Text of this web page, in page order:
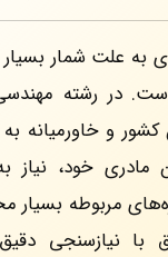
به علت شمار
در رشته
کشور و خاورمیانه
مادری خود، نیاز
مربوطه
با نیازسنجی